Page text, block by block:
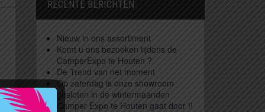
RECENTE BERICHTEN
Nieuw in ons assortiment
Komt u ons bezoeken tijdens de
CamperExpo te Houten ?
De Trend van het moment
Op zaterdag is onze showroom
gesloten in de wintermaanden
Camper Expo te Houten gaat door !!